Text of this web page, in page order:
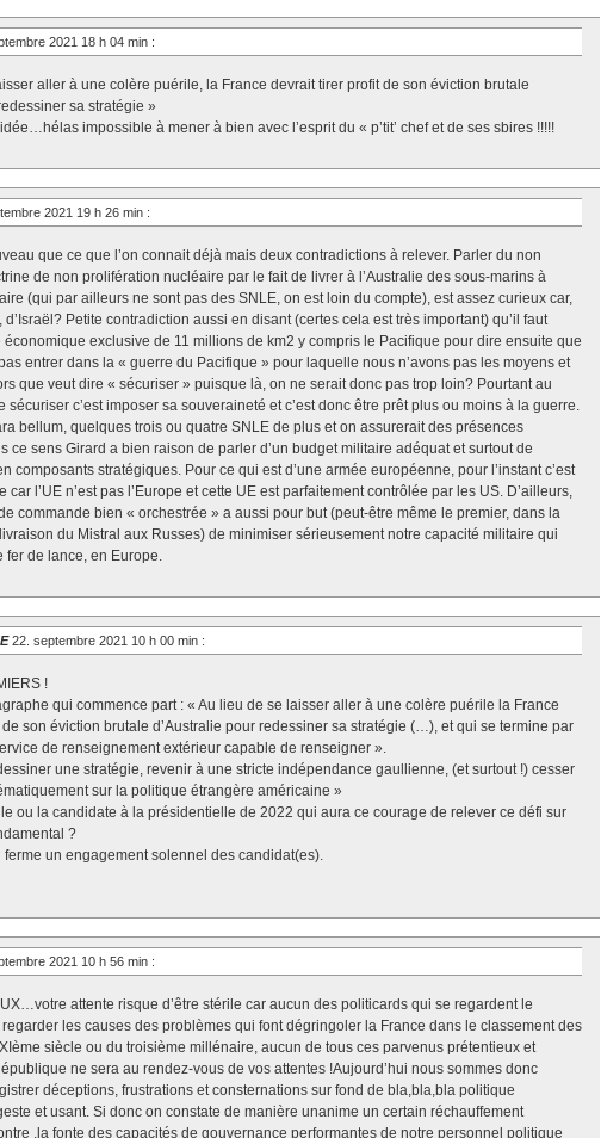
2021 18 h 04 min :
aller à une colère puérile, la France devrait tirer profit de son éviction brutale
sa stratégie »
impossible à mener à bien avec l’esprit du « p’tit’ chef et de ses sbires !!!!!
2021 19 h 26 min :
que ce que l’on connait déjà mais deux contradictions à relever. Parler du non
de non prolifération nucléaire par le fait de livrer à l’Australie des sous-marins à
(qui par ailleurs ne sont pas des SNLE, on est loin du compte), est assez curieux car,
Petite contradiction aussi en disant (certes cela est très important) qu’il faut
exclusive de 11 millions de km2 y compris le Pacifique pour dire ensuite que
entrer dans la « guerre du Pacifique » pour laquelle nous n’avons pas les moyens et
que veut dire « sécuriser » puisque là, on ne serait donc pas trop loin? Pourtant au
sécuriser c’est imposer sa souveraineté et c’est donc être prêt plus ou moins à la guerre.
bellum, quelques trois ou quatre SNLE de plus et on assurerait des présences
ce sens Girard a bien raison de parler d’un budget militaire adéquat et surtout de
composants stratégiques. Pour ce qui est d’une armée européenne, pour l’instant c’est
car l’UE n’est pas l’Europe et cette UE est parfaitement contrôlée par les US. D’ailleurs,
commande bien « orchestrée » a aussi pour but (peut-être même le premier, dans la
du Mistral aux Russes) de minimiser sérieusement notre capacité militaire qui
fer de lance, en Europe.
22. septembre 2021 10 h 00 min :
!
qui commence part : « Au lieu de se laisser aller à une colère puérile la France
son éviction brutale d’Australie pour redessiner sa stratégie (…), et qui se termine par
de renseignement extérieur capable de renseigner ».
une stratégie, revenir à une stricte indépendance gaullienne, (et surtout !) cesser
sur la politique étrangère américaine »
ou la candidate à la présidentielle de 2022 qui aura ce courage de relever ce défi sur
?
ferme un engagement solennel des candidat(es).
2021 10 h 56 min :
attente risque d’être stérile car aucun des politicards qui se regardent le
les causes des problèmes qui font dégringoler la France dans le classement des
siècle ou du troisième millénaire, aucun de tous ces parvenus prétentieux et
ne sera au rendez-vous de vos attentes !Aujourd’hui nous sommes donc
déceptions, frustrations et consternations sur fond de bla,bla,bla politique
et usant. Si donc on constate de manière unanime un certain réchauffement
,la fonte des capacités de gouvernance performantes de notre personnel politique